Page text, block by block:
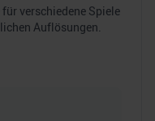
verschiedene Spiele
Auflösungen.